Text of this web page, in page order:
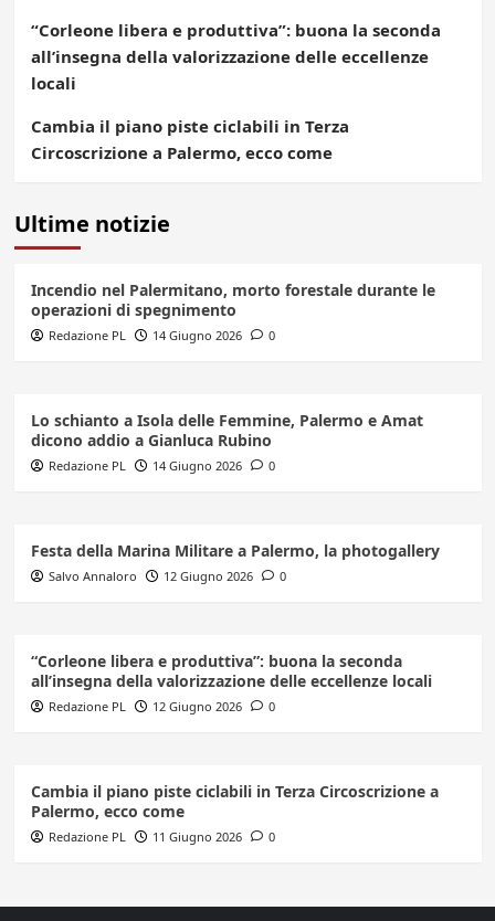
“Corleone libera e produttiva”: buona la seconda
all’insegna della valorizzazione delle eccellenze
locali
Cambia il piano piste ciclabili in Terza
Circoscrizione a Palermo, ecco come
Ultime notizie
Incendio nel Palermitano, morto forestale durante le
operazioni di spegnimento
Redazione PL 14 Giugno 2026 0
Lo schianto a Isola delle Femmine, Palermo e Amat
dicono addio a Gianluca Rubino
Redazione PL 14 Giugno 2026 0
Festa della Marina Militare a Palermo, la photogallery
Salvo Annaloro 12 Giugno 2026 0
“Corleone libera e produttiva”: buona la seconda
all’insegna della valorizzazione delle eccellenze locali
Redazione PL 12 Giugno 2026 0
Cambia il piano piste ciclabili in Terza Circoscrizione a
Palermo, ecco come
Redazione PL 11 Giugno 2026 0